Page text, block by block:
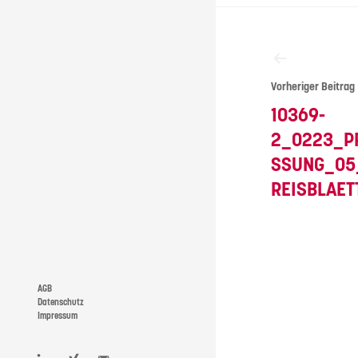
Vorheriger Beitrag
10369-
AGB
Datenschutz
Impressum